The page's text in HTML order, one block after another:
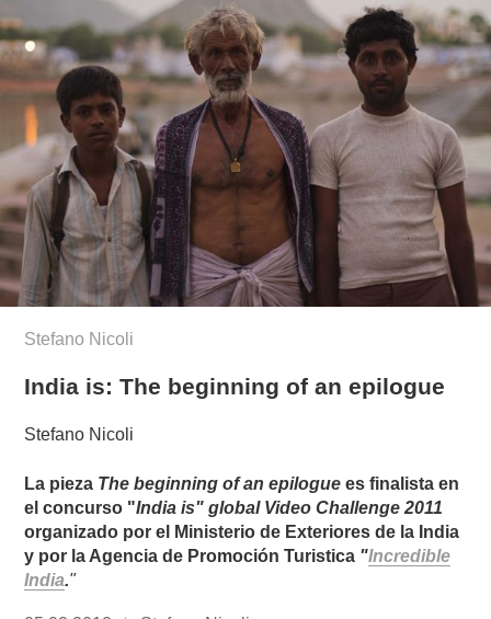
Stefano Nicoli
India is: The beginning of an epilogue
Stefano Nicoli
La pieza The beginning of an epilogue es finalista en
el concurso "India is" global Video Challenge 2011
organizado por el Ministerio de Exteriores de la India
y por la Agencia de Promoción Turistica "Incredible
India."